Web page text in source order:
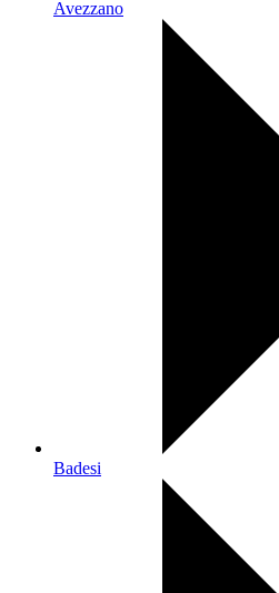
Avezzano
Badesi